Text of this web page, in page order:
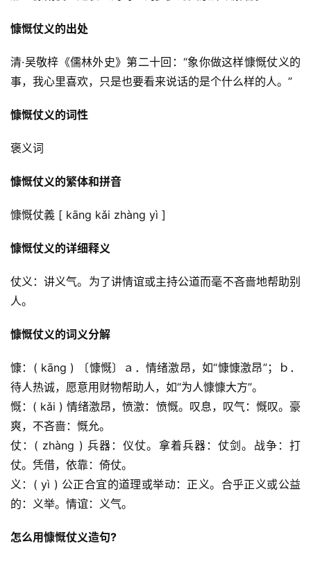
慷慨仗义的出处
清·吴敬梓《儒林外史》第二十回：“象你做这样慷慨仗义的
事，我心里喜欢，只是也要看来说话的是个什么样的人。”
慷慨仗义的词性
褒义词
慷慨仗义的繁体和拼音
慷慨仗義 [ kāng kǎi zhàng yì ]
慷慨仗义的详细释义
仗义：讲义气。为了讲情谊或主持公道而毫不吝啬地帮助别
人。
慷慨仗义的词义分解
慷：( kāng ) 〔慷慨〕ａ．情绪激昂，如“慷慷激昂”；ｂ．
待人热诚，愿意用财物帮助人，如“为人慷慷大方”。
慨：( kǎi ) 情绪激昂，愤激：愤慨。叹息，叹气：慨叹。豪
爽，不吝啬：慨允。
仗：( zhàng ) 兵器：仪仗。拿着兵器：仗剑。战争：打
仗。凭借，依靠：倚仗。
义：( yì ) 公正合宜的道理或举动：正义。合乎正义或公益
的：义举。情谊：义气。
怎么用慷慨仗义造句?